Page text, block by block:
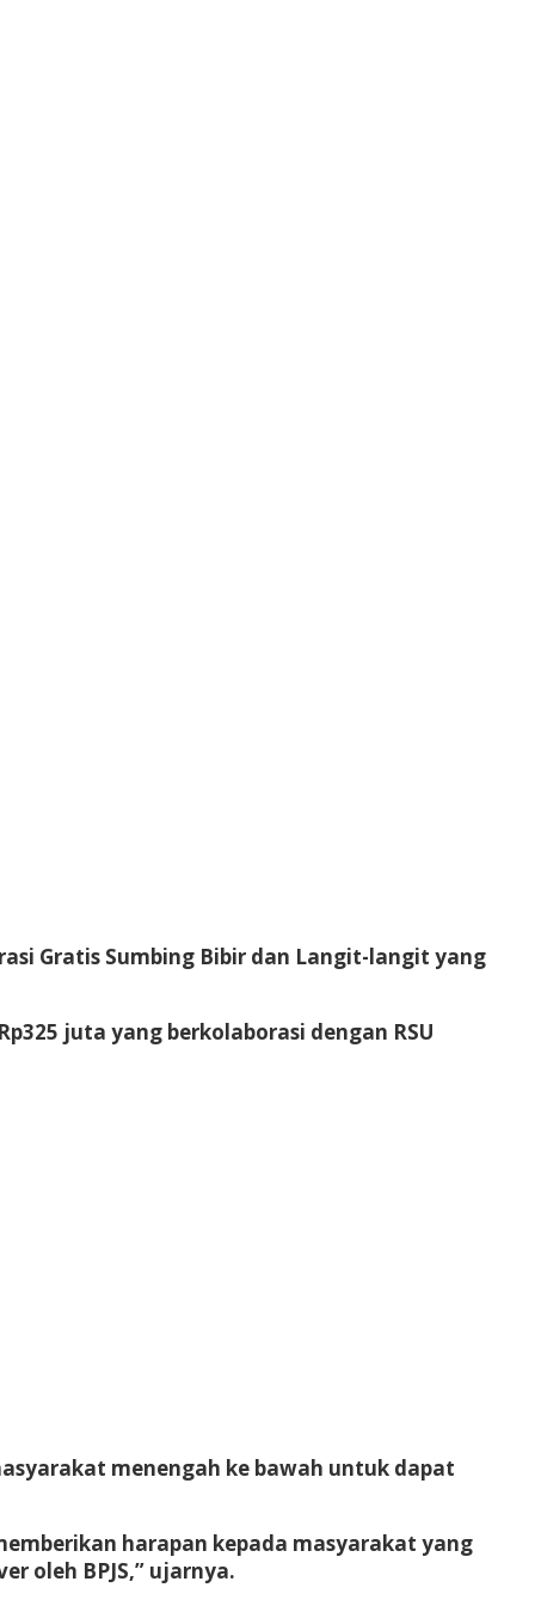
Gratis Sumbing Bibir dan Langit-langit yang
juta yang berkolaborasi dengan RSU
menengah ke bawah untuk dapat
harapan kepada masyarakat yang
oleh BPJS,” ujarnya.